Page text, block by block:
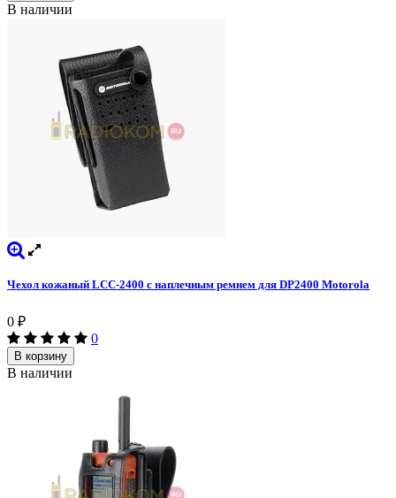
В наличии
Чехол кожаный LCC-2400 с наплечным ремнем для DP2400 Motorola
0 ₽
0
В корзину
В наличии